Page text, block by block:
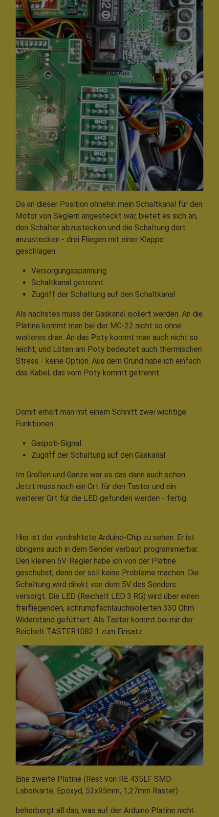
Da an dieser Position ohnehin mein Schaltkanal für den
Motor von Seglern angesteckt war, bietet es sich an,
den Schalter abzustecken und die Schaltung dort
anzustecken - drei Fliegen mit einer Klappe
geschlagen:
Versorgungsspannung
Schaltkanal getrennt
Zugriff der Schaltung auf den Schaltkanal
Als nächstes muss der Gaskanal isoliert werden. An die
Platine kommt man bei der MC-22 nicht so ohne
weiteres dran. An das Poty kommt man auch nicht so
leicht, und Löten am Poty bedeutet auch thermischen
Stress - keine Option. Aus dem Grund habe ich einfach
das Kabel, das vom Poty kommt getrennt.
Damit erhält man mit einem Schnitt zwei wichtige
Funktionen:
Gaspoti-Signal
Zugriff der Schaltung auf den Gaskanal
Im Großen und Ganze war es das dann auch schon.
Jetzt muss noch ein Ort für den Taster und ein
weiterer Ort für die LED gefunden werden - fertig.
Hier ist der verdrahtete Arduino-Chip zu sehen. Er ist
übrigens auch in dem Sender verbaut programmierbar.
Den kleinen 5V-Regler habe ich von der Platine
geschubst, denn der soll keine Probleme machen. Die
Schaltung wird direkt von dem 5V des Senders
versorgt. Die LED (Reichelt LED 3 RG) wird über einen
freifliegenden, schrumpfschlauchisolierten 330 Ohm
Widerstand gefüttert. Als Taster kommt bei mir der
Reichelt TASTER1082.1 zum Einsatz.
Eine zweite Platine (Rest von RE 435LF SMD-
Laborkarte, Epoxyd, 53x95mm, 1,27mm Raster)
beherbergt all das, was auf der Arduino Platine nicht